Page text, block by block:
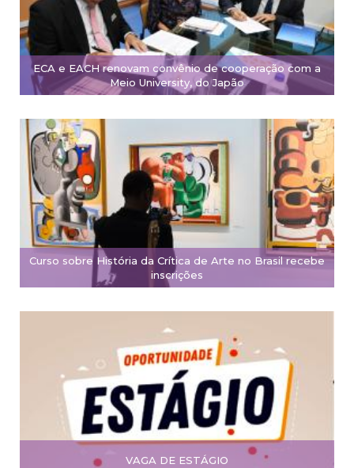
ECA e EACH renovam convênio de cooperação com a
Meio University, do Japão
Curso sobre História da Crítica de Arte no Brasil recebe
inscrições
VAGA DE ESTÁGIO